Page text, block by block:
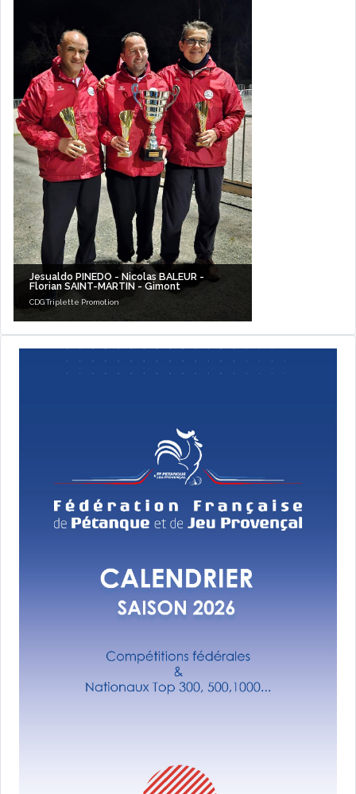
Jesualdo PINEDO - Nicolas BALEUR -
Florian SAINT-MARTIN - Gimont
CDG Triplette Promotion